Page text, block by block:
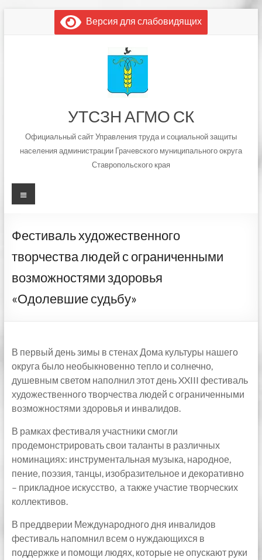
содержимому
Версия для слабовидящих
УТСЗН АГМО СК
Официальный сайт Управления труда и социальной защиты
населения администрации Грачевского муниципального округа
Ставропольского края
Меню
Фестиваль художественного
творчества людей с ограниченными
возможностями здоровья
«Одолевшие судьбу»
В первый день зимы в стенах Дома культуры нашего
округа было необыкновенно тепло и солнечно,
душевным светом наполнил этот день XXIII фестиваль
художественного творчества людей с ограниченными
возможностями здоровья и инвалидов.
В рамках фестиваля участники смогли
продемонстрировать свои таланты в различных
номинациях: инструментальная музыка, народное,
пение, поэзия, танцы, изобразительное и декоративно
– прикладное искусство, а также участие творческих
коллективов.
В преддверии Международного дня инвалидов
фестиваль напомнил всем о нуждающихся в
поддержке и помощи людях, которые не опускают руки